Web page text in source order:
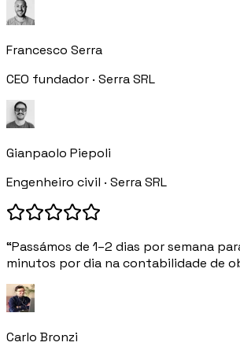
Francesco Serra
CEO fundador · Serra SRL
Gianpaolo Piepoli
Engenheiro civil · Serra SRL
“Passámos de 1–2 dias por semana
minutos por dia na contabilidade de
Carlo Bronzi